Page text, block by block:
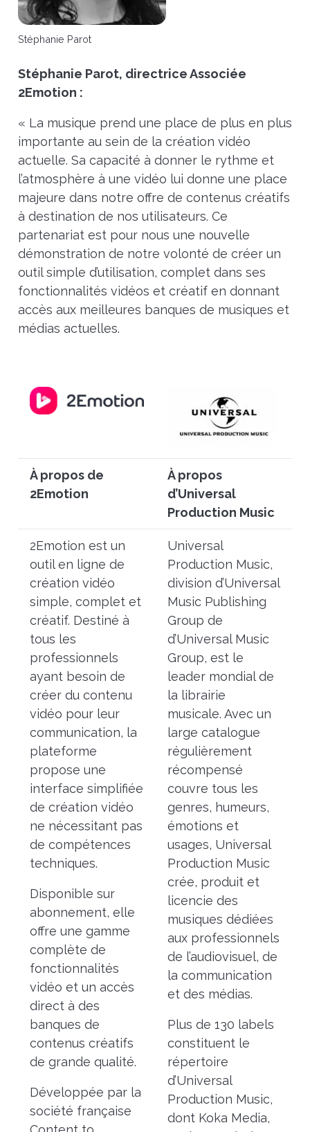
Stéphanie Parot
Stéphanie Parot, directrice Associée
2Emotion :
« La musique prend une place de plus en plus
importante au sein de la création vidéo
actuelle. Sa capacité à donner le rythme et
l’atmosphère à une vidéo lui donne une place
majeure dans notre offre de contenus créatifs
à destination de nos utilisateurs. Ce
partenariat est pour nous une nouvelle
démonstration de notre volonté de créer un
outil simple d’utilisation, complet dans ses
fonctionnalités vidéos et créatif en donnant
accès aux meilleures banques de musiques et
médias actuelles.
À propos de
2Emotion
À propos
d’Universal
Production Music
2Emotion est un
outil en ligne de
création vidéo
simple, complet et
créatif. Destiné à
tous les
professionnels
ayant besoin de
créer du contenu
vidéo pour leur
communication, la
plateforme
propose une
interface simplifiée
de création vidéo
ne nécessitant pas
de compétences
techniques.
Disponible sur
abonnement, elle
offre une gamme
complète de
fonctionnalités
vidéo et un accès
direct à des
banques de
contenus créatifs
de grande qualité.
Développée par la
société française
Universal
Production Music,
division d’Universal
Music Publishing
Group de
d’Universal Music
Group, est le
leader mondial de
la librairie
musicale. Avec un
large catalogue
régulièrement
récompensé
couvre tous les
genres, humeurs,
émotions et
usages, Universal
Production Music
crée, produit et
licencie des
musiques dédiées
aux professionnels
de l’audiovisuel, de
la communication
et des médias.
Plus de 130 labels
constituent le
répertoire
d’Universal
Production Music,
dont Koka Media,